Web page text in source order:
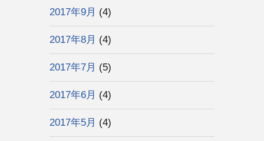
2017年9月 (4)
2017年8月 (4)
2017年7月 (5)
2017年6月 (4)
2017年5月 (4)